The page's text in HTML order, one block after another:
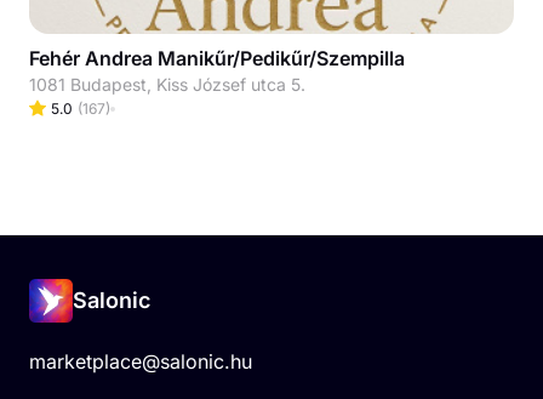
Fehér Andrea Manikűr/Pedikűr/Szempilla
1081 Budapest, Kiss József utca 5.
5.0 (167)
Salonic
marketplace@salonic.hu